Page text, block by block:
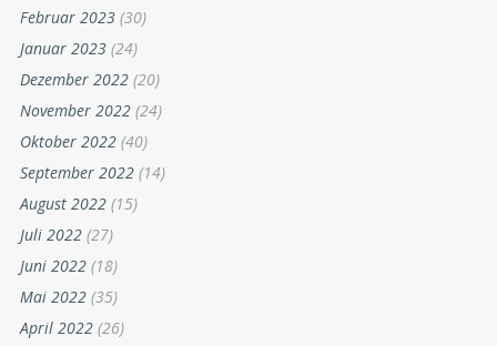
Februar 2023 (30)
Januar 2023 (24)
Dezember 2022 (20)
November 2022 (24)
Oktober 2022 (40)
September 2022 (14)
August 2022 (15)
Juli 2022 (27)
Juni 2022 (18)
Mai 2022 (35)
April 2022 (26)